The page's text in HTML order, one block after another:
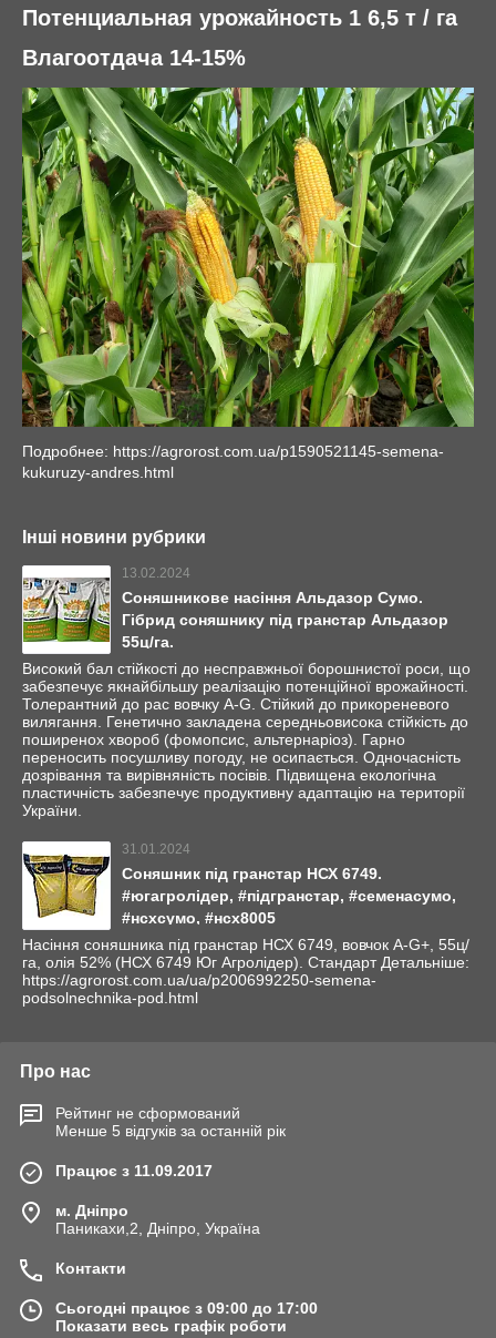
Потенциальная урожайность 1 6,5 т / га
Влагоотдача 14-15%
Подробнее: https://agrorost.com.ua/p1590521145-semena-
kukuruzy-andres.html
Інші новини рубрики
13.02.2024
Соняшникове насіння Альдазор Сумо.
Гібрид соняшнику під гранстар Альдазор
55ц/га.
Високий бал стійкості до несправжньої борошнистої роси, що
забезпечує якнайбільшу реалізацію потенційної врожайності.
Толерантний до рас вовчку А-G. Стійкий до прикореневого
вилягання. Генетично закладена середньовисока стійкість до
поширенох хвороб (фомопсис, альтернаріоз). Гарно
переносить посушливу погоду, не осипається. Одночасність
дозрівання та вирівняність посівів. Підвищена екологічна
пластичність забезпечує продуктивну адаптацію на території
України.
31.01.2024
Соняшник під гранстар НСХ 6749.
#югагролідер, #підгранстар, #семенасумо,
#нсхсумо, #нсх8005
Насіння соняшника під гранстар НСХ 6749, вовчок A-G+, 55ц/
га, олія 52% (НСХ 6749 Юг Агролідер). Стандарт Детальніше:
https://agrorost.com.ua/ua/p2006992250-semena-
podsolnechnika-pod.html
Про нас
Рейтинг не сформований
Менше 5 відгуків за останній рік
Працює з 11.09.2017
м. Дніпро
Паникахи,2, Дніпро, Україна
Контакти
Сьогодні працює з 09:00 до 17:00
Показати весь графік роботи